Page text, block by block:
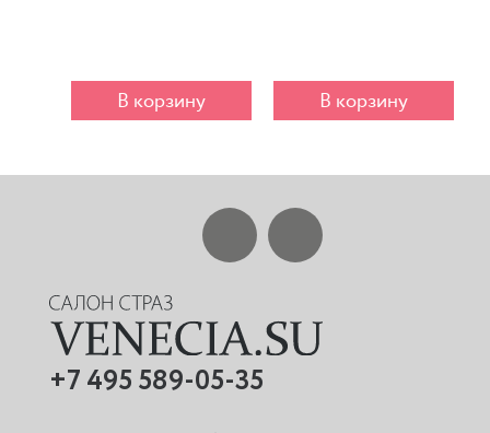
В корзину В корзину
+7 495 589-05-35